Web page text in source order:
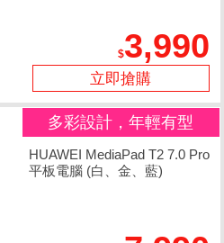
3,990
立即搶購
多彩設計，年輕有型
HUAWEI MediaPad T2 7.0 Pro
平板電腦 (白、金、藍)